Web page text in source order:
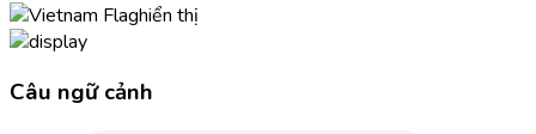
hiển thị
Câu ngữ cảnh